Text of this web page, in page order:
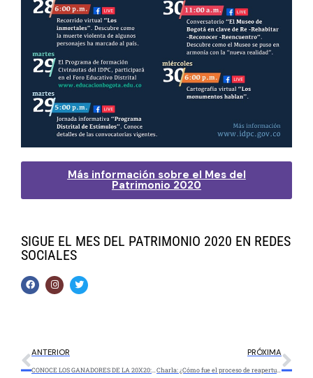
Más información sobre el Mes del
Patrimonio 2020
SIGUE EL MES DEL PATRIMONIO 2020 EN REDES
SOCIALES
ANTERIOR PRÓXIMA